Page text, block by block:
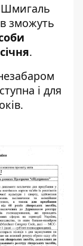
Шмигаль
зможуть
.
і для